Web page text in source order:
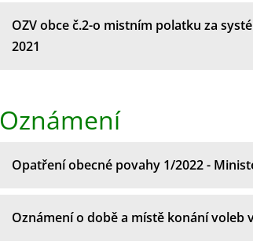
OZV obce č.2-o mistním polatku za
2021
Oznámení
Opatření obecné povahy 1/2022 -
Oznámení o době a místě konání voleb